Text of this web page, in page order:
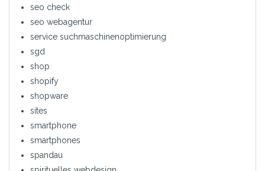
seo check
seo webagentur
service suchmaschinenoptimierung
sgd
shop
shopify
shopware
sites
smartphone
smartphones
spandau